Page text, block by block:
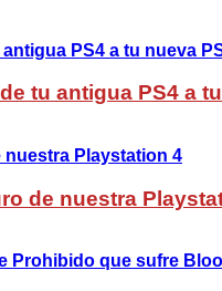
tu antigua PS4 a
de nuestra